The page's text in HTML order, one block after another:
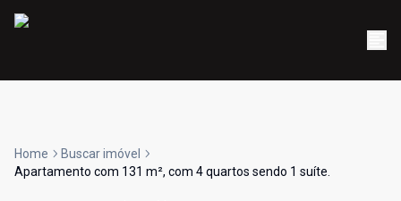
Home
Buscar imóvel
Apartamento com 131 m², com 4 quartos sendo 1 suíte.